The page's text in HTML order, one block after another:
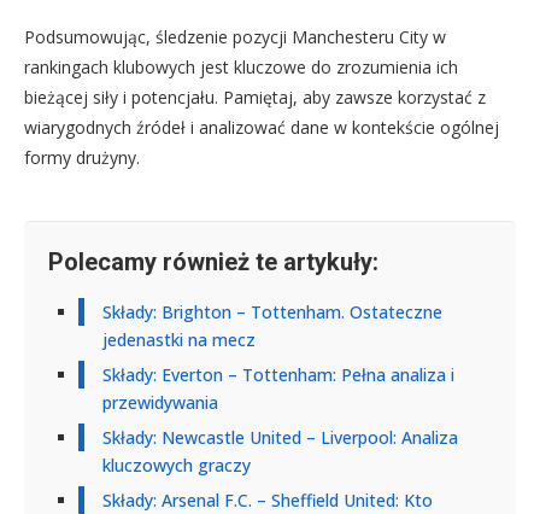
Podsumowując, śledzenie pozycji Manchesteru City w
rankingach klubowych jest kluczowe do zrozumienia ich
bieżącej siły i potencjału. Pamiętaj, aby zawsze korzystać z
wiarygodnych źródeł i analizować dane w kontekście ogólnej
formy drużyny.
Polecamy również te artykuły:
Składy: Brighton – Tottenham. Ostateczne
jedenastki na mecz
Składy: Everton – Tottenham: Pełna analiza i
przewidywania
Składy: Newcastle United – Liverpool: Analiza
kluczowych graczy
Składy: Arsenal F.C. – Sheffield United: Kto